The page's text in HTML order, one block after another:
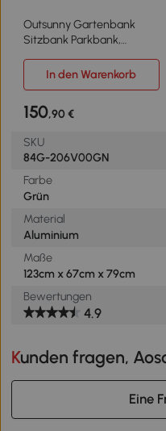
Outsunny Gartenbank
Sitzbank Parkbank,
wetterbeständig,
Aluminium, 123 x 67 x 79
In den Warenkorb
150,90 €
SKU
84G-206V00GN
Farbe
Grün
Material
Aluminium
Maße
123cm x 67cm x 79cm
Bewertungen
4.9
Kunden fragen,
Eine